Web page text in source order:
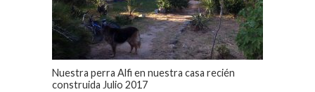
Nuestra perra Alfi en nuestra casa recién
construida Julio 2017